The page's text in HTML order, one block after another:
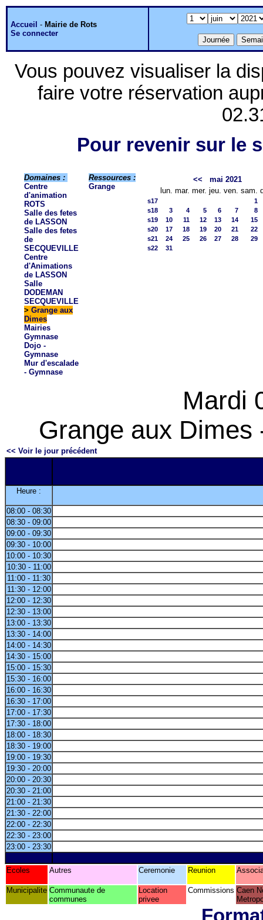
Accueil - Mairie de Rots
Se connecter
Vous pouvez visualiser la
faire votre réservation
Pour revenir sur le
Domaines :
Centre
d'animation
ROTS
Salle des fetes
de LASSON
Salle des fetes
de
SECQUEVILLE
Centre
d'Animations
de LASSON
Salle
DODEMAN
SECQUEVILLE
> Grange aux
Dimes
Mairies
Gymnase
Dojo -
Gymnase
Mur d'escalade
- Gymnase
Ressources :
Grange
<<
mai 2021
lun. mar. mer. jeu. ven. sam.
s17
1
s18
3 4 5 6 7
8
s19
10 11 12 13 14
15
s20
17 18 19 20 21
22
s21
24 25 26 27 28
29
s22
31
Mardi
Grange aux Dimes
<< Voir le jour précédent
Heure :
08:00 - 08:30
08:30 - 09:00
09:00 - 09:30
09:30 - 10:00
10:00 - 10:30
10:30 - 11:00
11:00 - 11:30
11:30 - 12:00
12:00 - 12:30
12:30 - 13:00
13:00 - 13:30
13:30 - 14:00
14:00 - 14:30
14:30 - 15:00
15:00 - 15:30
15:30 - 16:00
16:00 - 16:30
16:30 - 17:00
17:00 - 17:30
17:30 - 18:00
18:00 - 18:30
18:30 - 19:00
19:00 - 19:30
19:30 - 20:00
20:00 - 20:30
20:30 - 21:00
21:00 - 21:30
21:30 - 22:00
22:00 - 22:30
22:30 - 23:00
23:00 - 23:30
Ecoles Autres Ceremonie Reunion
Municipalite Communaute de
communes
Location
privee
Commissions Caen